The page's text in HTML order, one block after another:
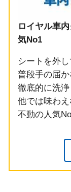
ロイヤル車
気No1
シートを外
普段手の届
徹底的に洗浄
他では味わえ
不動の人気